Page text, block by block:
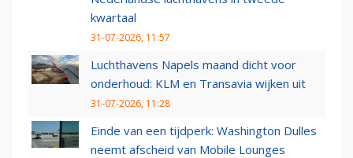
kwartaal
31-07-2026, 11:57
Luchthavens Napels maand dicht voor
onderhoud: KLM en Transavia wijken uit
31-07-2026, 11:28
Einde van een tijdperk: Washington Dulles
neemt afscheid van Mobile Lounges